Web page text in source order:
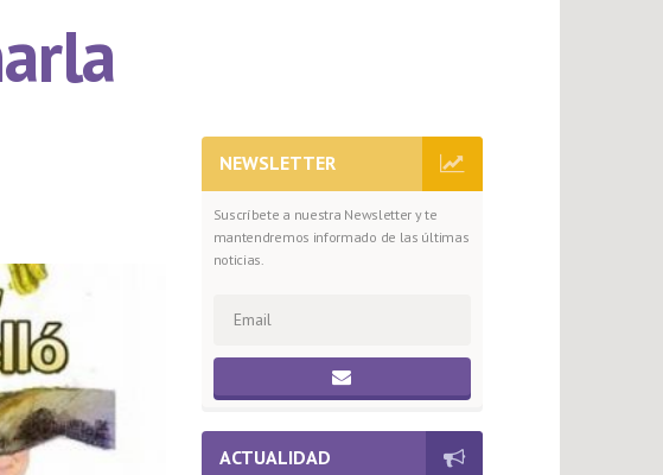
NEWSLETTER
Suscríbete a nuestra Newsletter y te
mantendremos informado de las últimas
noticias.
ACTUALIDAD